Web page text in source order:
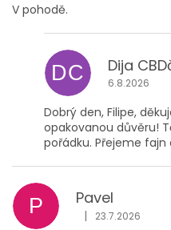
V pohodě.
DC Dija
6.8.2026
Dobrý den, Filipe,
opakovanou důvěru!
pořádku. Přejeme fajn
P Pavel
Hodnocení
| 23.7.2026